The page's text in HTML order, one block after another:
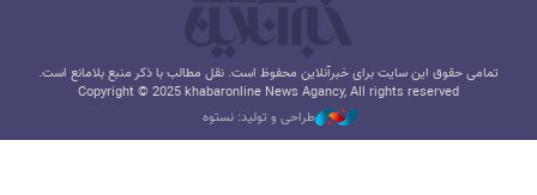
تمامی حقوق این سایت برای خبرآنلاین محفوظ است. نقل مطالب با ذکر منبع بلامانع است.
Copyright © 2025 khabaronline News Agancy, All rights reserved
طراحی و تولید: نستوه